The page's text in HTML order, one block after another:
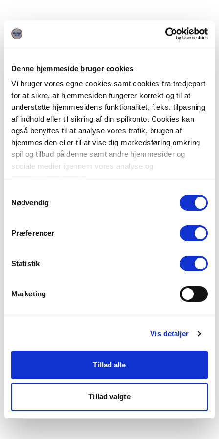
Denne hjemmeside bruger cookies
Vi bruger vores egne cookies samt cookies fra tredjepart
for at sikre, at hjemmesiden fungerer korrekt og til at
understøtte hjemmesidens funktionalitet, f.eks. tilpasning
af indhold eller til sikring af din spilkonto. Cookies kan
også benyttes til at analyse vores trafik, brugen af
hjemmesiden eller til at vise dig markedsføring omkring
spil og tilbud på denne samt andre hjemmesider og
sociale medier igennem vores analyse og
Du kan læse mere om vores brug af cookies under
"Detaljer" eller ved at klikke videre til vores Cookiepolitik,
Nødvendig
Præferencer
Statistik
Marketing
Vis detaljer
Tillad alle
Tillad valgte